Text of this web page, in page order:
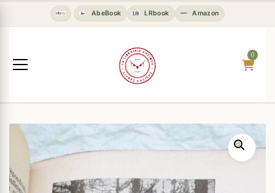
AbeBook LRbook Amazon
0